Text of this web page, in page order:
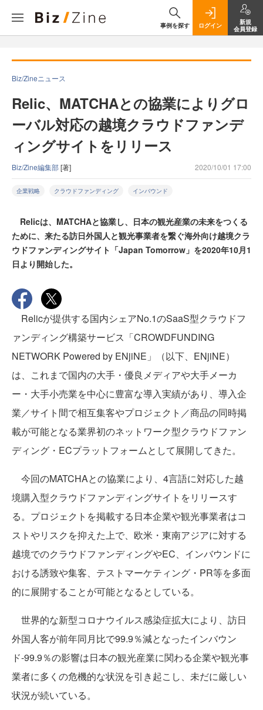
事例を探す ログイン
新規
会員登録
Biz/Zineニュース
Relic、MATCHAとの協業によりグロ
ーバル対応の越境クラウドファンデ
ィングサイトをリリース
Biz/Zine編集部[著] 2020/10/01 17:00
企業戦略 クラウドファンディング インバウンド
Relicは、MATCHAと協業し、日本の観光産業の未来をつくる
ために、来たる訪日外国人と観光事業者を繋ぐ海外向け越境クラ
ウドファンディングサイト「Japan Tomorrow」を2020年10月1
日より開始した。
Relicが提供する国内シェアNo.1のSaaS型クラウドフ
ァンディング構築サービス「CROWDFUNDING
NETWORK Powered by ENjiNE」（以下、ENjiNE）
は、これまで国内の大手・優良メディアや大手メーカ
ー・大手小売業を中心に豊富な導入実績があり、導入企
業／サイト間で相互集客やプロジェクト／商品の同時掲
載が可能となる業界初のネットワーク型クラウドファン
ディング・ECプラットフォームとして展開してきた。
今回のMATCHAとの協業により、4言語に対応した越
境購入型クラウドファンディングサイトをリリースす
る。プロジェクトを掲載する日本企業や観光事業者はコ
ストやリスクを抑えた上で、欧米・東南アジアに対する
越境でのクラウドファンディングやEC、インバウンドに
おける誘致や集客、テストマーケティング・PR等を多面
的に展開することが可能となるとしている。
世界的な新型コロナウイルス感染症拡大により、訪日
外国人客が前年同月比で99.9％減となったインバウン
ド-99.9％の影響は日本の観光産業に関わる企業や観光事
業者に多くの危機的な状況を引き起こし、未だに厳しい
状況が続いている。